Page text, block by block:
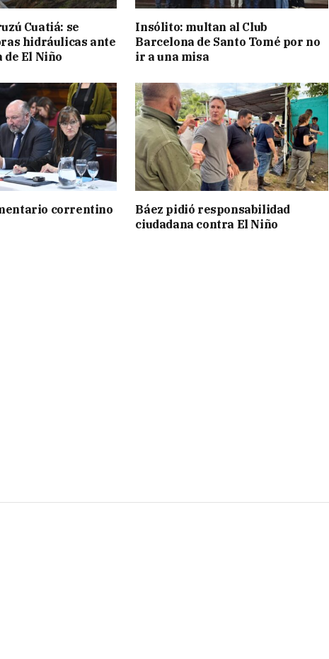
Cuatiá: se
hidráulicas ante
El Niño
Insólito: multan al Club
Barcelona de Santo Tomé por no
ir a una misa
correntino
Báez pidió responsabilidad
ciudadana contra El Niño